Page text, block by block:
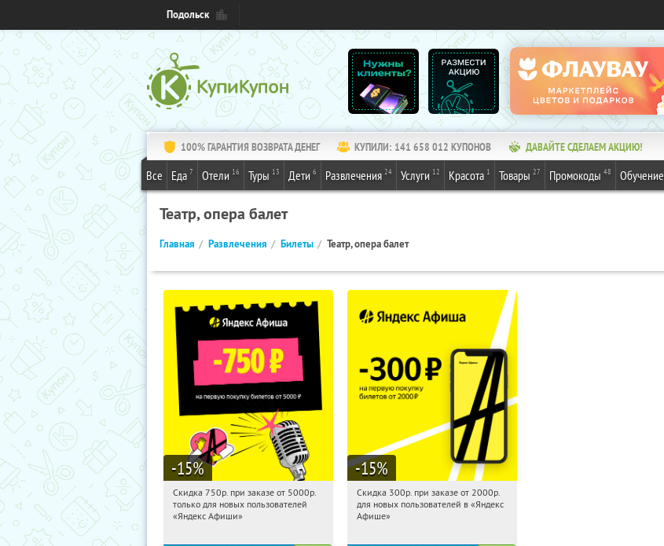
Подольск
100% ГАРАНТИЯ ВОЗВРАТА ДЕНЕГ КУПИЛИ: 141 658 012 КУПОНОВ ДАВАЙТЕ СДЕЛАЕМ АКЦИЮ!
Все Еда 7 Отели 16 Туры 13 Дети 6 Развлечения 24 Услуги 12 Красота 1 Товары 27 Промокоды 48 Обучение
Театр, опера балет
Главная Развлечения Билеты Театр, опера балет
-15%
20:38:15 Получили:114
Россия
Скидка 750р. при заказе от 5000р.
только для новых пользователей
«Яндекс Афиши»
-15%
20:38:15 Получили:65
Россия
Скидка 300р. при заказе от 2000р.
для новых пользователей в «Яндекс
Афише»